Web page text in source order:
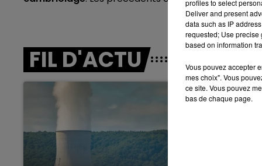
LE CLUB CHAMPAGNE FM
FIL D'ACTU
profiles to select
Deliver and present
data such as IP
requested; Use precise
based on information
Vous pouvez accepter
mes choix". Vous
ce site. Vous pouvez
bas de chaque page.